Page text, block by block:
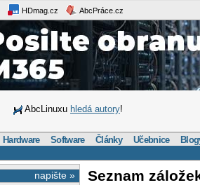
HDmag.cz AbcPráce.cz
AbcLinuxu hledá autory!
Hardware Software Články Učebnice
napište » Seznam